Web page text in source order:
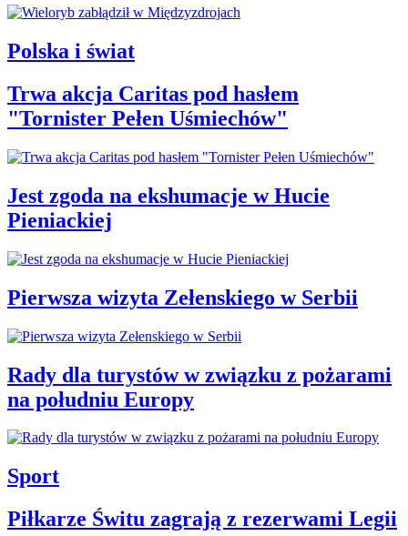
Polska i świat
Trwa akcja Caritas pod hasłem
"Tornister Pełen Uśmiechów"
Jest zgoda na ekshumacje w Hucie
Pieniackiej
Pierwsza wizyta Zełenskiego w Serbii
Rady dla turystów w związku z pożarami
na południu Europy
Sport
Piłkarze Świtu zagrają z rezerwami Legii